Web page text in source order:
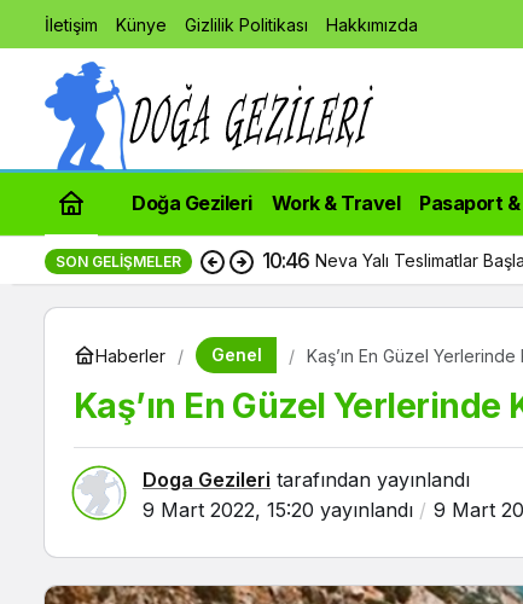
İletişim Künye Gizlilik Politikası Hakkımızda
Doğa Gezileri Work & Travel Pasaport
SON GELIŞMELER 10:46 Neva Yalı Teslimatlar
Haberler Genel Kaş’ın En Güzel Yerlerinde
Kaş’ın En Güzel Yerlerinde
Doga Gezileri tarafından yayınlandı
9 Mart 2022, 15:20 yayınlandı 9 Mart